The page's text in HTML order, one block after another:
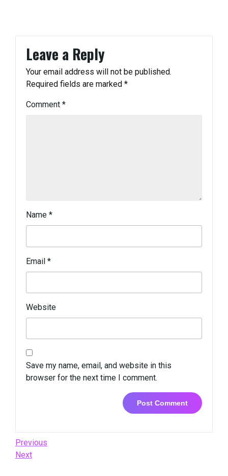
Leave a Reply
Your email address will not be published.
Required fields are marked *
Comment *
Name *
Email *
Website
Save my name, email, and website in this
browser for the next time I comment.
Post
navigation
Previous
Post
Previous
Next
Next